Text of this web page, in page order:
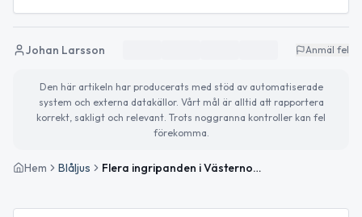
Johan Larsson Anmäl fel
Den här artikeln har producerats med stöd av automatiserade
system och externa datakällor. Vårt mål är alltid att rapportera
korrekt, sakligt och relevant. Trots noggranna kontroller kan fel
förekomma.
Hem Blåljus Flera ingripanden i Västernorrlands län under natten